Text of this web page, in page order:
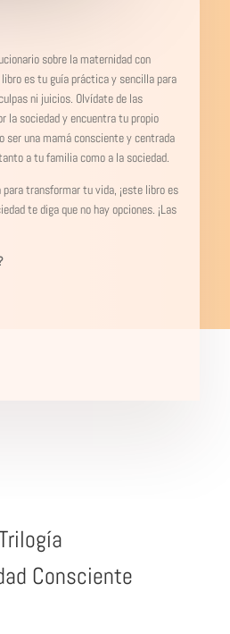
sobre la maternidad con
es tu guía práctica y sencilla para
ni juicios. Olvídate de las
la sociedad y encuentra tu propio
ser una mamá consciente y centrada
a tu familia como a la sociedad.
transformar tu vida, ¡este libro es
te diga que no hay opciones. ¡Las
Consciente